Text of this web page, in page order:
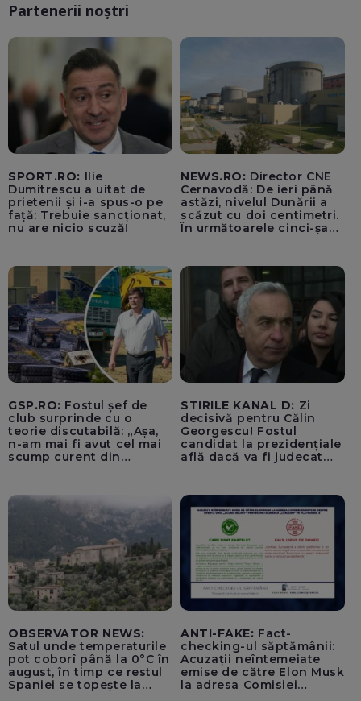
Partenerii noștri
SPORT.RO: Ilie
Dumitrescu a uitat de
prietenii și i-a spus-o pe
față: Trebuie sancționat,
nu are nicio scuză!
NEWS.RO: Director CNE
Cernavodă: De ieri până
astăzi, nivelul Dunării a
scăzut cu doi centimetri.
În următoarele cinci-șase
luăm în considerare
operațiunile de astăzi cu
barjele
GSP.RO: Fostul șef de
club surprinde cu o
teorie discutabilă: „Așa,
n-am mai fi avut cel mai
scump curent din
STIRILE KANAL D: Zi
decisivă pentru Călin
Georgescu! Fostul
candidat la prezidențiale
află dacă va fi judecat
OBSERVATOR NEWS:
Satul unde temperaturile
pot coborî până la 0°C în
august, în timp ce restul
Spaniei se topește la
ANTI-FAKE: Fact-
checking-ul săptămânii:
Acuzații neîntemeiate
emise de către Elon Musk
la adresa Comisiei